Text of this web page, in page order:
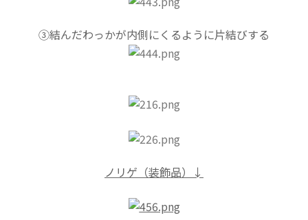
③結んだわっかが内側にくるように片結びする
ノリゲ（装飾品）↓